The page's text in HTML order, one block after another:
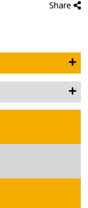
Share